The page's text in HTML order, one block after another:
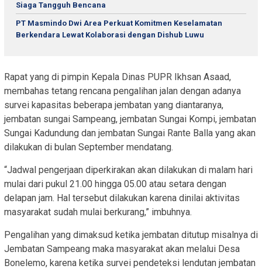
Siaga Tangguh Bencana
PT Masmindo Dwi Area Perkuat Komitmen Keselamatan
Berkendara Lewat Kolaborasi dengan Dishub Luwu
Rapat yang di pimpin Kepala Dinas PUPR Ikhsan Asaad,
membahas tetang rencana pengalihan jalan dengan adanya
survei kapasitas beberapa jembatan yang diantaranya,
jembatan sungai Sampeang, jembatan Sungai Kompi, jembatan
Sungai Kadundung dan jembatan Sungai Rante Balla yang akan
dilakukan di bulan September mendatang.
“Jadwal pengerjaan diperkirakan akan dilakukan di malam hari
mulai dari pukul 21.00 hingga 05.00 atau setara dengan
delapan jam. Hal tersebut dilakukan karena dinilai aktivitas
masyarakat sudah mulai berkurang,” imbuhnya.
Pengalihan yang dimaksud ketika jembatan ditutup misalnya di
Jembatan Sampeang maka masyarakat akan melalui Desa
Bonelemo, karena ketika survei pendeteksi lendutan jembatan